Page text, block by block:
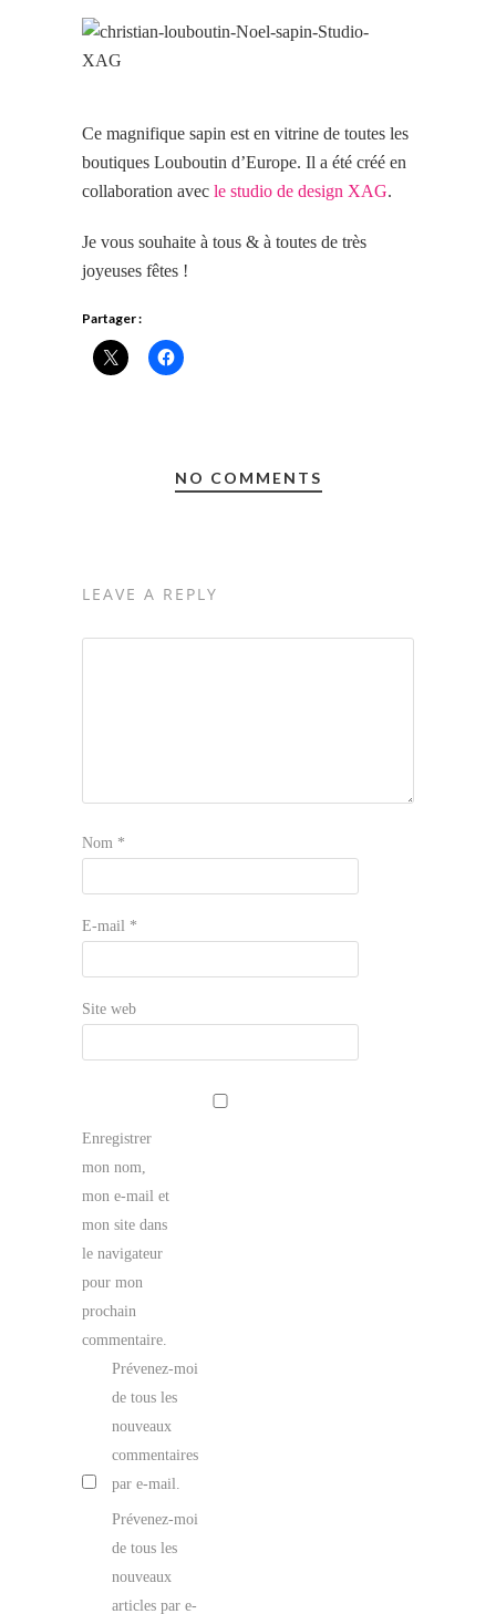
Ce magnifique sapin est en vitrine de toutes les
boutiques Louboutin d’Europe. Il a été créé en
collaboration avec le studio de design XAG.
Je vous souhaite à tous & à toutes de très
joyeuses fêtes !
Partager :
NO COMMENTS
LEAVE A REPLY
Nom *
E-mail *
Site web
Enregistrer
mon nom,
mon e-mail et
mon site dans
le navigateur
pour mon
prochain
commentaire.
Prévenez-moi
de tous les
nouveaux
commentaires
par e-mail.
Prévenez-moi
de tous les
nouveaux
articles par e-